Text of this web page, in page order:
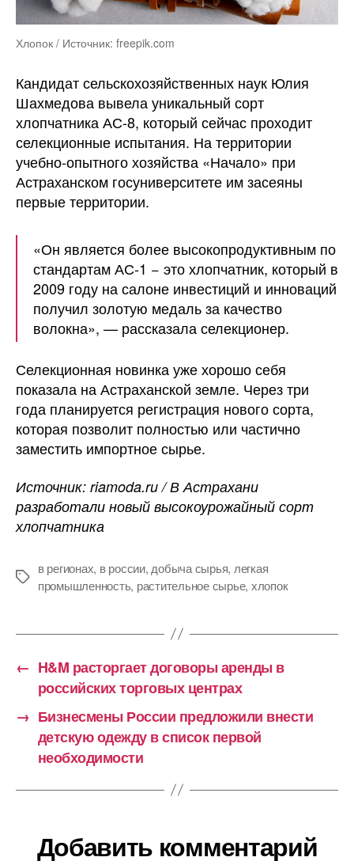
Хлопок / Источник: freepik.com
Кандидат сельскохозяйственных наук Юлия
Шахмедова вывела уникальный сорт
хлопчатника АС-8, который сейчас проходит
селекционные испытания. На территории
учебно-опытного хозяйства «Начало» при
Астраханском госуниверситете им засеяны
первые территории.
«Он является более высокопродуктивным по
стандартам АС-1 − это хлопчатник, который в
2009 году на салоне инвестиций и инноваций
получил золотую медаль за качество
волокна», — рассказала селекционер.
Селекционная новинка уже хорошо себя
показала на Астраханской земле. Через три
года планируется регистрация нового сорта,
которая позволит полностью или частично
заместить импортное сырье.
Источник: riamoda.ru / В Астрахани
разработали новый высокоурожайный сорт
хлопчатника
Метки
в регионах, в россии, добыча сырья, легкая
промышленность, растительное сырье, хлопок
← H&M расторгает договоры аренды в
российских торговых центрах
→ Бизнесмены России предложили внести
детскую одежду в список первой
необходимости
Добавить комментарий